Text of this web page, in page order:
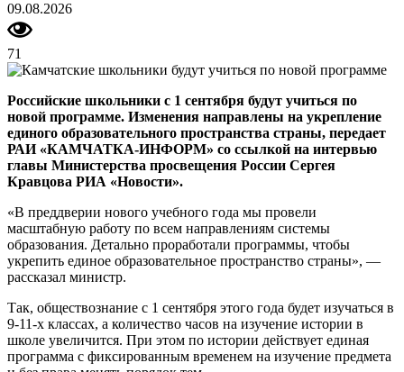
09.08.2026
71
Российские школьники с 1 сентября будут учиться по
новой программе. Изменения направлены на укрепление
единого образовательного пространства страны, передает
РАИ «КАМЧАТКА-ИНФОРМ» со ссылкой на интервью
главы Министерства просвещения России Сергея
Кравцова РИА «Новости».
«В преддверии нового учебного года мы провели
масштабную работу по всем направлениям системы
образования. Детально проработали программы, чтобы
укрепить единое образовательное пространство страны», —
рассказал министр.
Так, обществознание с 1 сентября этого года будет изучаться в
9-11-х классах, а количество часов на изучение истории в
школе увеличится. При этом по истории действует единая
программа с фиксированным временем на изучение предмета